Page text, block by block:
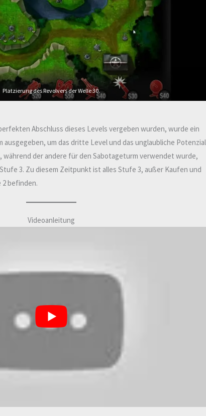
Platzierung des Revolvers der Welle 30.
Abschluss dieses Levels vergeben wurden, wurde ein
um das dritte Level und das unglaubliche Potenzial
der andere für den Sabotageturm verwendet wurde,
3. Zu diesem Zeitpunkt ist alles Stufe 3, außer Kaufen und
2 befinden.
Videoanleitung